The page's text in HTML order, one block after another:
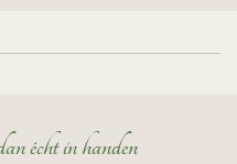
écht in handen